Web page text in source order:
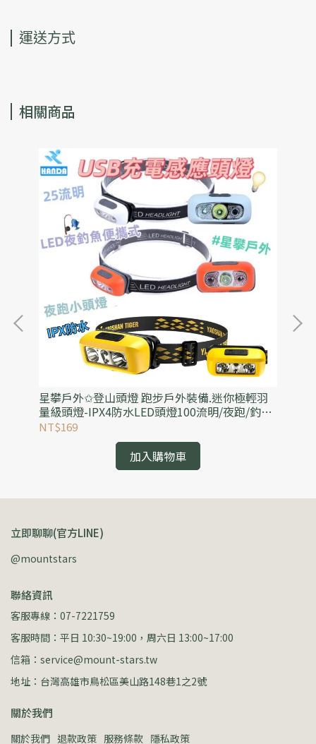
運送方式
相關商品
星攀戶外✩登山頭燈 跑步戶外裝備.迷你極輕羽
量級頭燈-IPX4防水LED頭燈100流明/夜跑/釣魚/
營地工作帽燈
NT$169
加入購物車
立即聊聊(官方LINE)
@mountstars
聯絡資訊
客服專線：07-7221759
客服時間：平日 10:30~19:00，周六日 13:00~17:00
信箱：service@mount-stars.tw
地址：台灣高雄市鳥松區美山路148巷1之2號
關於我們
關於我們 退款政策 服務條款 隱私政策